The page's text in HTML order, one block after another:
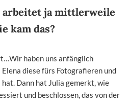
arbeitet ja mittlerweile
kam das?
haben uns anfänglich
diese fürs Fotografieren und
Dann hat Julia gemerkt, wie
und beschlossen, das von der